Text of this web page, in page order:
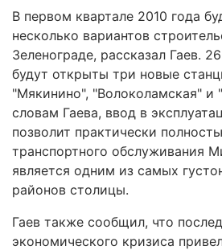
В первом квартале 2010 года
несколько вариантов
Зеленограде, рассказал Гаев.
будут открыты три новые
"Мякинино", "Волоколамская" и
словам Гаева, ввод в
позволит практически
транспортного обслуживания
является одним из самых
районов столицы.
Гаев также сообщил, что
экономического кризиса